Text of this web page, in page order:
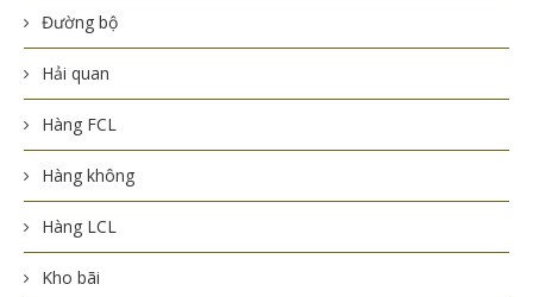
Đường bộ
Hải quan
Hàng FCL
Hàng không
Hàng LCL
Kho bãi